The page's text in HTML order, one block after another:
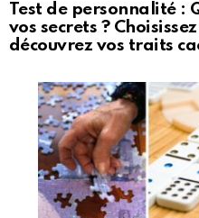
Test de personnalité :
vos secrets ?
découvrez vos traits